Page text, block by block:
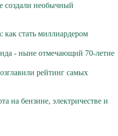
необычный
стать миллиардером
- ныне отмечающий 70-летие
рейтинг самых
на бензине, электричестве и